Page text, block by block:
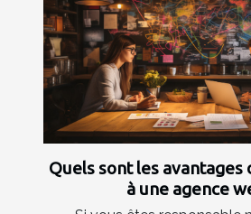
Quels sont les
à une agence